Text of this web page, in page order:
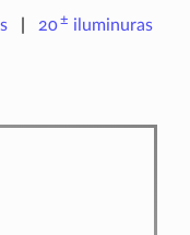
20± iluminuras